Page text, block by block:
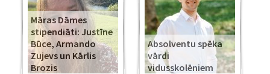
Māras Dāmes
stipendiāti: Justīne
Būce, Armando
Zujevs un Kārlis
Brozis
Absolventu spēka
vārdi
vidusskolēniem